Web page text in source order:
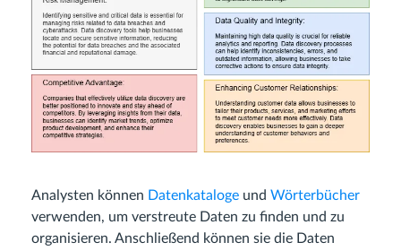
Analysten können Datenkataloge und Wörterbücher
verwenden, um verstreute Daten zu finden und zu
organisieren. Anschließend können sie die Daten